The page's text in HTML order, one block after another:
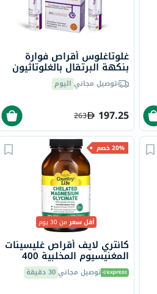
غلوتاغلوس أقراص فوارة
بنكهة البرتقال بالغلوتاثيون
لتفتيح البشرة وإشراقها، 28
قرصتوصيل مجاني اليوم
197.25
263
20% خصم
أقل سعرمن 30 يوم
كانتري لايف أقراص غليسينات
المغنيسيوم المخلبية 400
ملجم لصحة العظام والعضلات،
حزمة من 180توصيل مجاني30 دقيقة